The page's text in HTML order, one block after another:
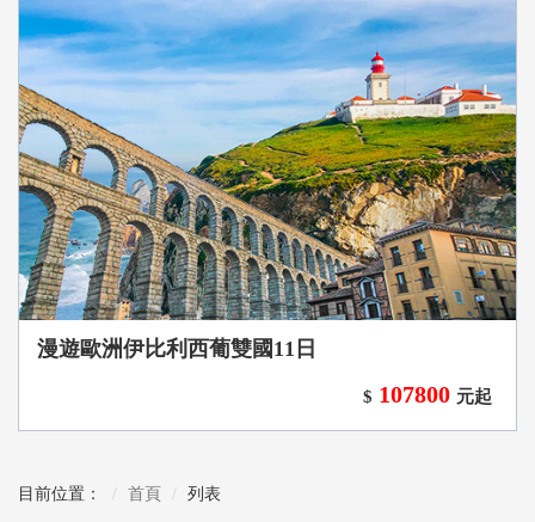
漫遊歐洲伊比利西葡雙國11日
$ 107800 元起
目前位置： 首頁 列表